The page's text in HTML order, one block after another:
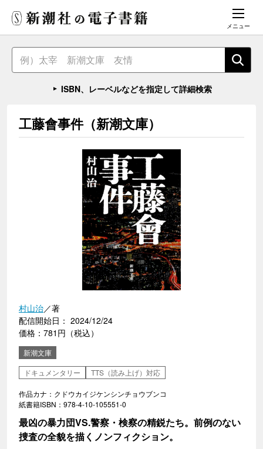
メニュー
ISBN、レーベルなどを指定して詳細検索
工藤會事件（新潮文庫）
村山治／著
配信開始日： 2024/12/24
価格：781円（税込）
新潮文庫
ドキュメンタリー
TTS（読み上げ）対応
作品カナ：クドウカイジケンシンチョウブンコ
紙書籍ISBN：978-4-10-105551-0
最凶の暴力団VS.警察・検察の精鋭たち。前例のない
捜査の全貌を描くノンフィクション。